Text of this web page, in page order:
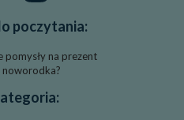
poczytania:
pomysły na prezent
noworodka?